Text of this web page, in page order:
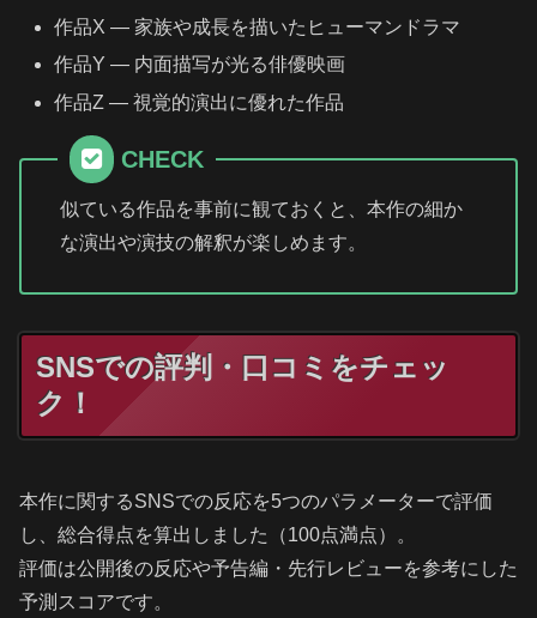
作品X — 家族や成長を描いたヒューマンドラマ
作品Y — 内面描写が光る俳優映画
作品Z — 視覚的演出に優れた作品
CHECK
似ている作品を事前に観ておくと、本作の細か
な演出や演技の解釈が楽しめます。
SNSでの評判・口コミをチェッ
ク！
本作に関するSNSでの反応を5つのパラメーターで評価
し、総合得点を算出しました（100点満点）。
評価は公開後の反応や予告編・先行レビューを参考にした
予測スコアです。